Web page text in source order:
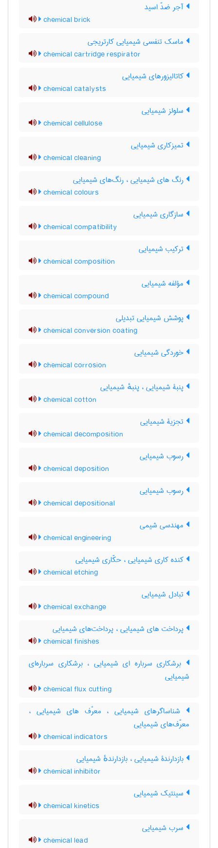
آجر ضدّ اسید
chemical brick
ماسک تنفسی شیمیایی کارتریجی
chemical cartridge respirator
کاتالیزورهای شیمیایی
chemical catalysts
سلولز شیمیایی
chemical cellulose
تمیزکاری شیمیایی
chemical cleaning
رنگ های شیمیایی ، رنگ‌های شیمیایی
chemical colours
سازگاری شیمیایی
chemical compatibility
ترکیب شیمیایی
chemical composition
مؤلفه شیمیایی
chemical compound
پوشش شیمیایی تبدیلی
chemical conversion coating
خوردگی شیمیایی
chemical corrosion
پنبۀ شیمیایی ، پنبهٔ شیمیایی
chemical cotton
تجزیۀ شیمیایی
chemical decomposition
رسوب شیمیایی
chemical deposition
رسوب شیمیایی
chemical depositional
مهندسی شیمی
chemical engineering
کنده کاری شیمیایی ، حکّاری شیمیایی
chemical etching
تبادل شیمیایی
chemical exchange
پرداخت های شیمیایی ، پرداخت‌های شیمیایی
chemical finishes
برشکاری سرباره ای شیمیایی ، برشکاری سرباره‌ای
شیمیایی
chemical flux cutting
شناساگرهای شیمیایی ، معرّف های شیمیایی ،
معرّف‌های شیمیایی
chemical indicators
بازدارندۀ شیمیایی ، بازدارندهٔ شیمیایی
chemical inhibitor
سینتیک شیمیایی
chemical kinetics
سرب شیمیایی
chemical lead